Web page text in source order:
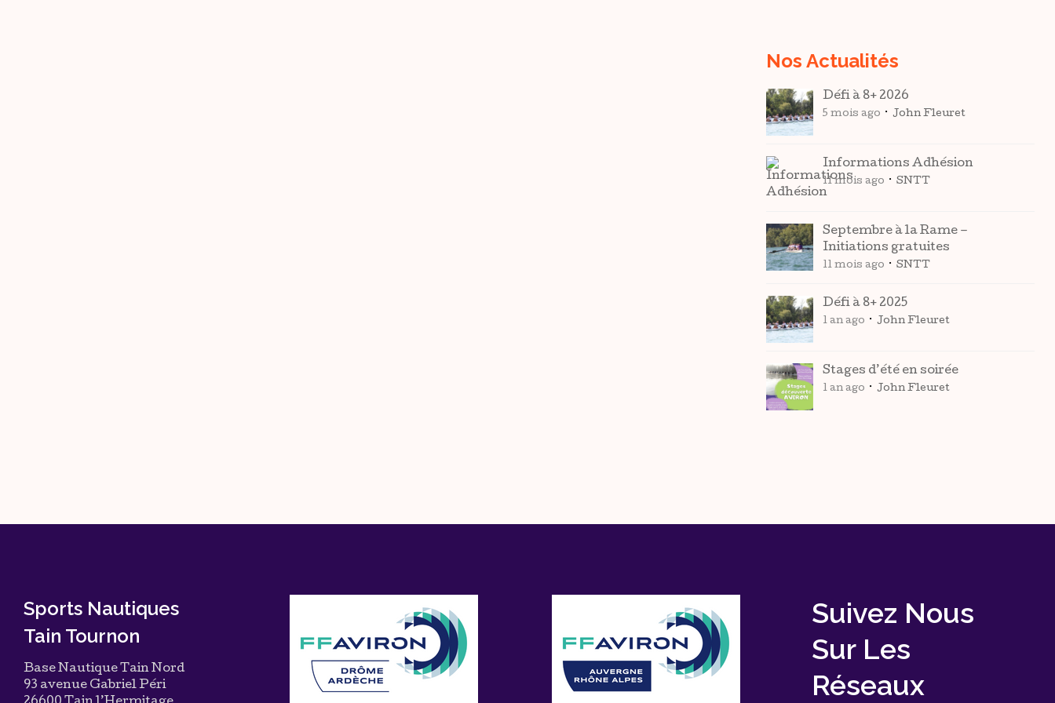
Nos Actualités
Défi à 8+ 2026
5 mois ago John Fleuret
Informations Adhésion
11 mois ago SNTT
Septembre à la Rame –
Initiations gratuites
11 mois ago SNTT
Défi à 8+ 2025
1 an ago John Fleuret
Stages d’été en soirée
1 an ago John Fleuret
Sports Nautiques
Tain Tournon
Base Nautique Tain Nord
93 avenue Gabriel Péri
Suivez Nous
Sur Les
Réseaux